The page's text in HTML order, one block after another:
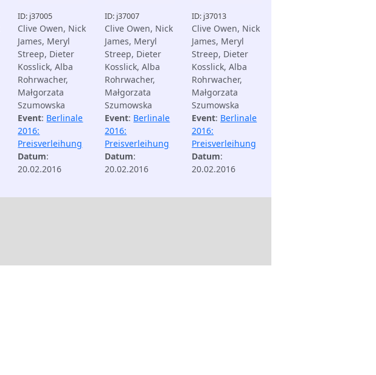
ID: j37005
Clive Owen, Nick
James, Meryl
Streep, Dieter
Kosslick, Alba
Rohrwacher,
Małgorzata
Szumowska
Event: Berlinale
2016:
Preisverleihung
Datum:
20.02.2016
ID: j37007
Clive Owen, Nick
James, Meryl
Streep, Dieter
Kosslick, Alba
Rohrwacher,
Małgorzata
Szumowska
Event: Berlinale
2016:
Preisverleihung
Datum:
20.02.2016
ID: j37013
Clive Owen, Nick
James, Meryl
Streep, Dieter
Kosslick, Alba
Rohrwacher,
Małgorzata
Szumowska
Event: Berlinale
2016:
Preisverleihung
Datum:
20.02.2016